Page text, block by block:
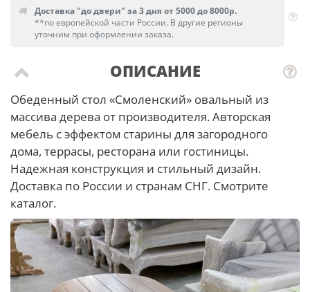
Доставка "до двери" за 3 дня от 5000 до 8000р.
**по европейской части России. В другие регионы
уточним при оформлении заказа.
ОПИСАНИЕ
Обеденный стол «Смоленский» овальный из
массива дерева от производителя. Авторская
мебель с эффектом старины для загородного
дома, террасы, ресторана или гостиницы.
Надежная конструкция и стильный дизайн.
Доставка по России и странам СНГ. Смотрите
каталог.